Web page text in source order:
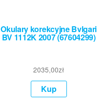
Okulary korekcyjne Bvlgari
BV 1112K 2007 (67604299)
2035,00zł
Kup